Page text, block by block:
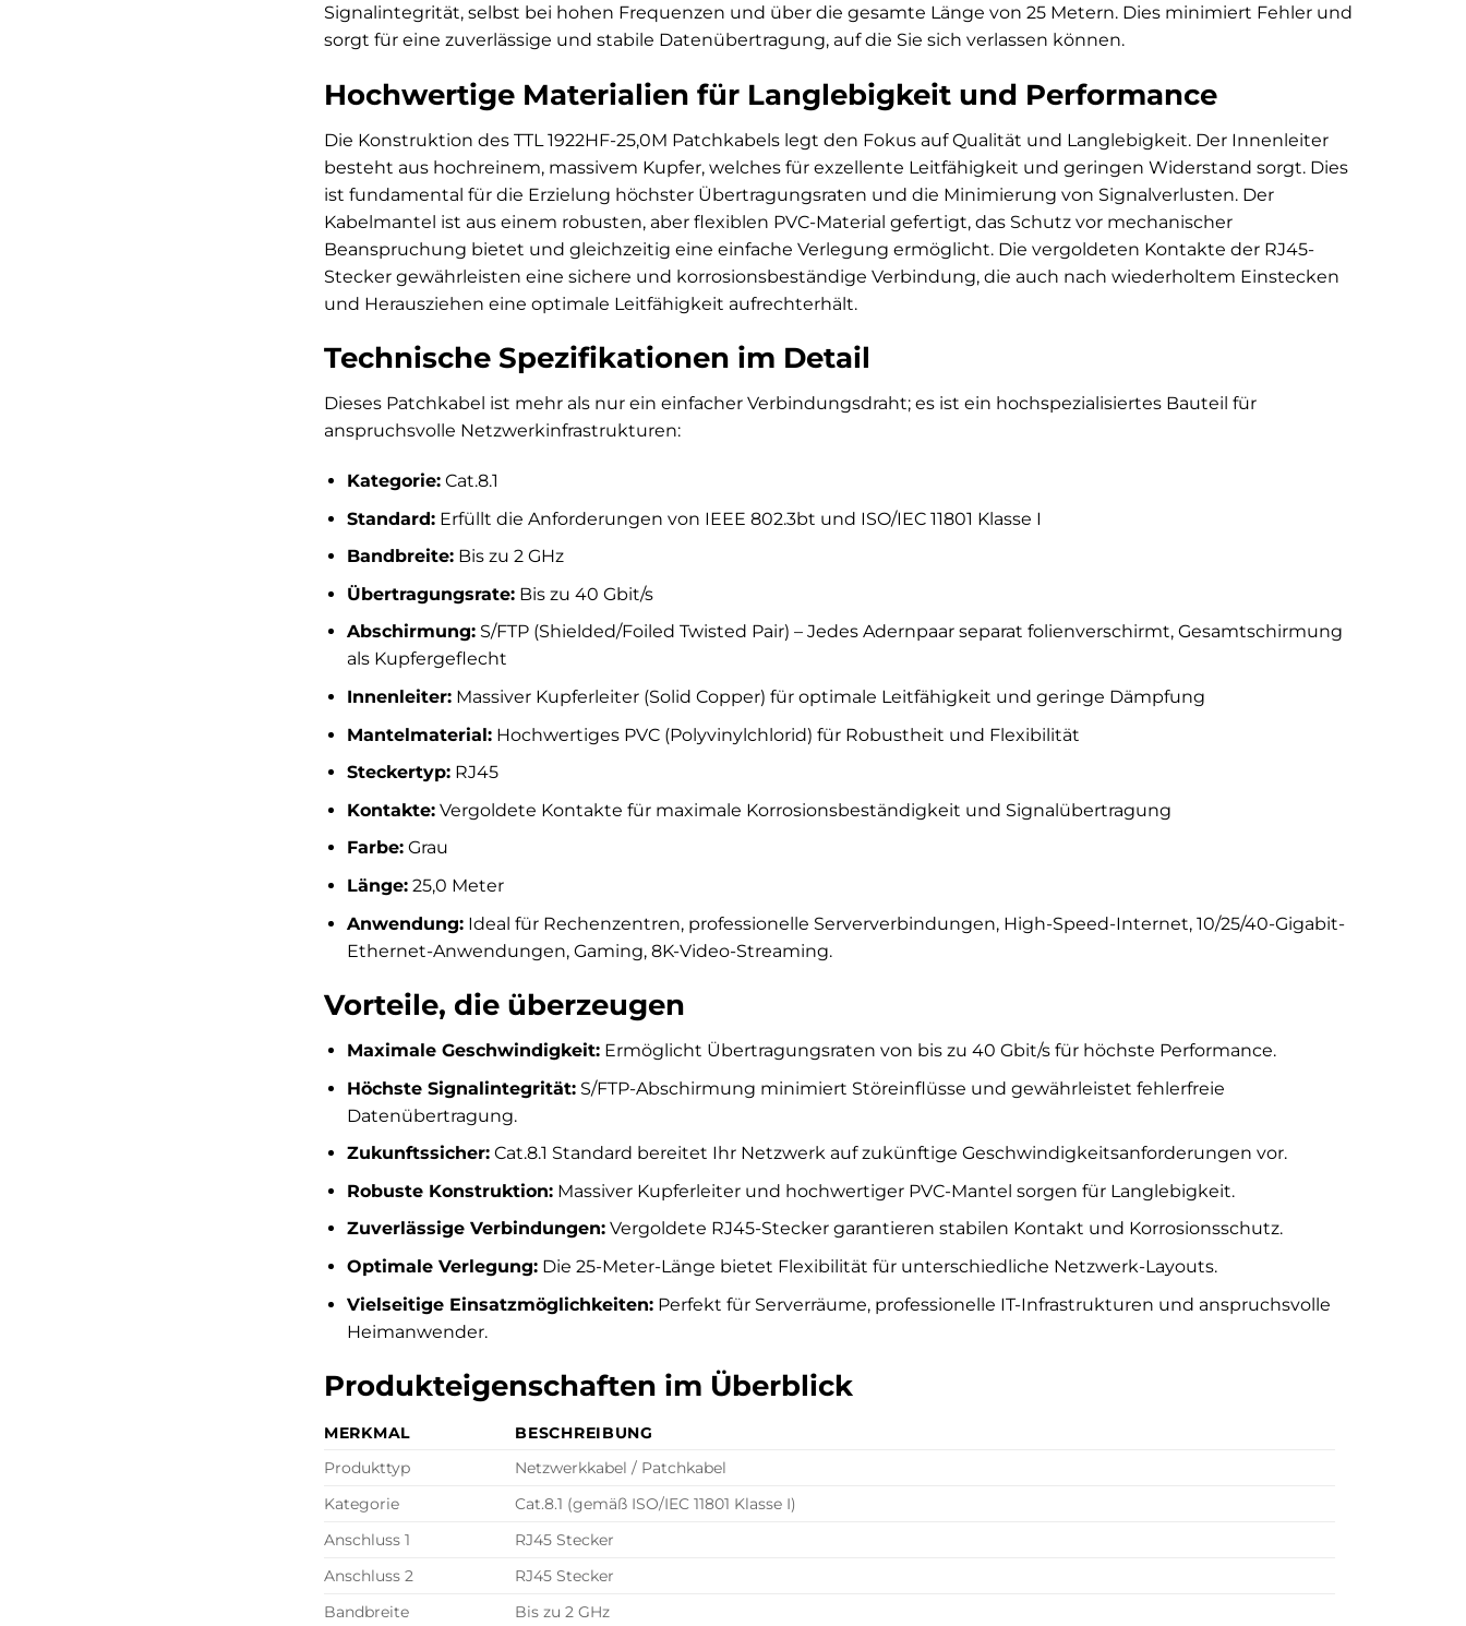
Signalintegrität, selbst bei hohen Frequenzen und über die gesamte Länge von 25 Metern. Dies minimiert Fehler und
sorgt für eine zuverlässige und stabile Datenübertragung, auf die Sie sich verlassen können.
Hochwertige Materialien für Langlebigkeit und Performance
Die Konstruktion des TTL 1922HF-25,0M Patchkabels legt den Fokus auf Qualität und Langlebigkeit. Der Innenleiter
besteht aus hochreinem, massivem Kupfer, welches für exzellente Leitfähigkeit und geringen Widerstand sorgt. Dies
ist fundamental für die Erzielung höchster Übertragungsraten und die Minimierung von Signalverlusten. Der
Kabelmantel ist aus einem robusten, aber flexiblen PVC-Material gefertigt, das Schutz vor mechanischer
Beanspruchung bietet und gleichzeitig eine einfache Verlegung ermöglicht. Die vergoldeten Kontakte der RJ45-
Stecker gewährleisten eine sichere und korrosionsbeständige Verbindung, die auch nach wiederholtem Einstecken
und Herausziehen eine optimale Leitfähigkeit aufrechterhält.
Technische Spezifikationen im Detail
Dieses Patchkabel ist mehr als nur ein einfacher Verbindungsdraht; es ist ein hochspezialisiertes Bauteil für
anspruchsvolle Netzwerkinfrastrukturen:
Kategorie:Cat.8.1
Standard:Erfüllt die Anforderungen von IEEE 802.3bt und ISO/IEC 11801 Klasse I
Bandbreite:Bis zu 2 GHz
Übertragungsrate:Bis zu 40 Gbit/s
Abschirmung:S/FTP (Shielded/Foiled Twisted Pair) – Jedes Adernpaar separat folienverschirmt, Gesamtschirmung
als Kupfergeflecht
Innenleiter:Massiver Kupferleiter (Solid Copper) für optimale Leitfähigkeit und geringe Dämpfung
Mantelmaterial:Hochwertiges PVC (Polyvinylchlorid) für Robustheit und Flexibilität
Steckertyp:RJ45
Kontakte:Vergoldete Kontakte für maximale Korrosionsbeständigkeit und Signalübertragung
Farbe:Grau
Länge:25,0 Meter
Anwendung:Ideal für Rechenzentren, professionelle Serververbindungen, High-Speed-Internet, 10/25/40-Gigabit-
Ethernet-Anwendungen, Gaming, 8K-Video-Streaming.
Vorteile, die überzeugen
Maximale Geschwindigkeit:Ermöglicht Übertragungsraten von bis zu 40 Gbit/s für höchste Performance.
Höchste Signalintegrität:S/FTP-Abschirmung minimiert Störeinflüsse und gewährleistet fehlerfreie
Datenübertragung.
Zukunftssicher:Cat.8.1 Standard bereitet Ihr Netzwerk auf zukünftige Geschwindigkeitsanforderungen vor.
Robuste Konstruktion:Massiver Kupferleiter und hochwertiger PVC-Mantel sorgen für Langlebigkeit.
Zuverlässige Verbindungen:Vergoldete RJ45-Stecker garantieren stabilen Kontakt und Korrosionsschutz.
Optimale Verlegung:Die 25-Meter-Länge bietet Flexibilität für unterschiedliche Netzwerk-Layouts.
Vielseitige Einsatzmöglichkeiten:Perfekt für Serverräume, professionelle IT-Infrastrukturen und anspruchsvolle
Heimanwender.
Produkteigenschaften im Überblick
MERKMAL
BESCHREIBUNG
Produkttyp
Netzwerkkabel / Patchkabel
Kategorie
Cat.8.1 (gemäß ISO/IEC 11801 Klasse I)
Anschluss 1
RJ45 Stecker
Anschluss 2
RJ45 Stecker
Bandbreite
Bis zu 2 GHz